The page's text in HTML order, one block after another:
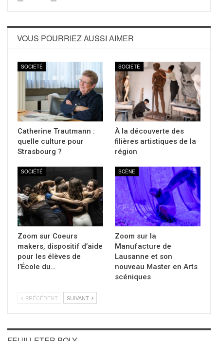
VOUS POURRIEZ AUSSI AIMER
SOCIÉTÉ
Catherine Trautmann :
quelle culture pour
Strasbourg ?
SOCIÉTÉ
À la découverte des
filières artistiques de la
région
SOCIÉTÉ
Zoom sur Coeurs
makers, dispositif d’aide
pour les élèves de
l’École du…
SCÈNE
Zoom sur la
Manufacture de
Lausanne et son
nouveau Master en Arts
scéniques
PRÉCÉDENT SUIVANT